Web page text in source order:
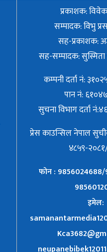
प्रकाशक: विवेक
सम्पादक: विभु
सह-प्रकाशक:
सह-सम्पादक: सुस्मिता
कम्पनी दर्ता नं:
पान नं:
सुचना विभाग दर्ता
प्रेस काउन्सिल नेपाल
४८५९-
फोन :
इमेल: